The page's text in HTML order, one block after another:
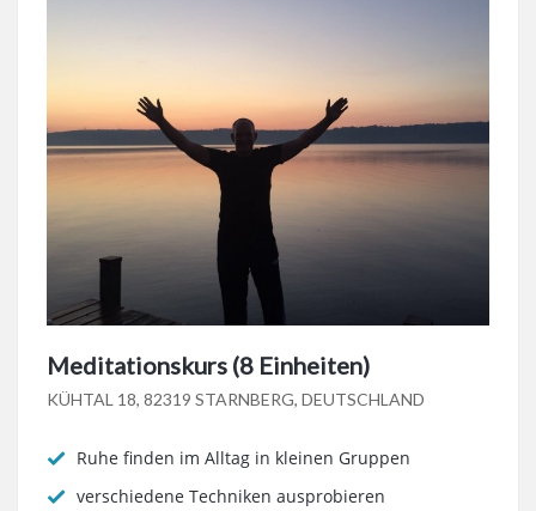
Meditationskurs (8 Einheiten)
KÜHTAL 18, 82319 STARNBERG, DEUTSCHLAND
Ruhe finden im Alltag in kleinen Gruppen
verschiedene Techniken ausprobieren